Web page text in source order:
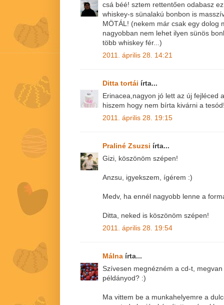
csá béé! sztem rettentően odabasz
whiskey-s sünalakú bonbon is
MÖTÁL! (nekem már csak egy dolog
nagyobban nem lehet ilyen sünös
több whiskey fér...)
2011. április 28. 14:21
Ditta tortái írta...
Erinacea,nagyon jó lett az új fejléced
hiszem hogy nem bírta kivárni a
2011. április 28. 19:15
Praliné Zsuzsi írta...
Gizi, köszönöm szépen!
Anzsu, igyekszem, ígérem :)
Medv, ha ennél nagyobb lenne a
Ditta, neked is köszönöm szépen!
2011. április 28. 19:54
Málna írta...
Szívesen megnézném a cd-t,
példányod? :)
Ma vittem be a munkahelyemre a